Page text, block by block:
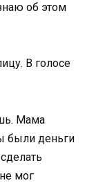
об этом
В голосе
Мама
были деньги
мог